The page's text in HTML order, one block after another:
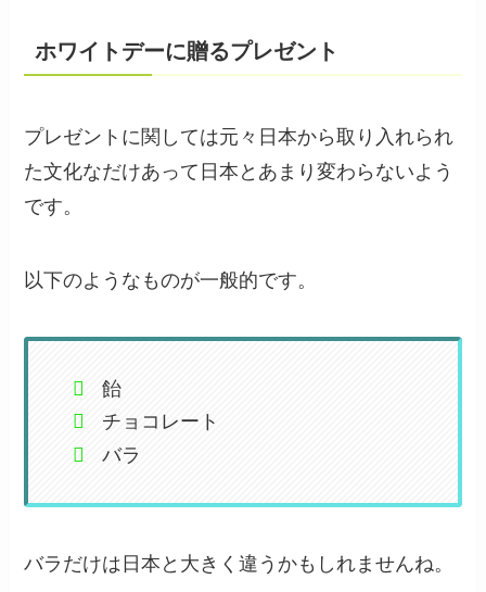
ホワイトデーに贈るプレゼント
プレゼントに関しては元々日本から取り入れられ
た文化なだけあって日本とあまり変わらないよう
です。
以下のようなものが一般的です。
飴
チョコレート
バラ
バラだけは日本と大きく違うかもしれませんね。